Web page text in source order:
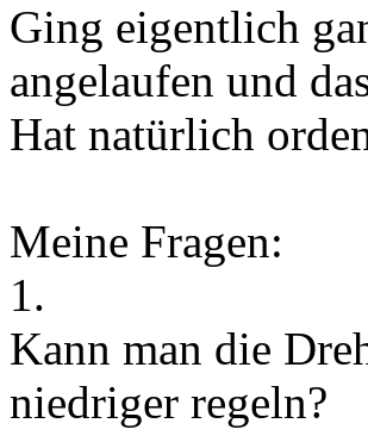
Ging eigentlich
angelaufen und
Hat natürlich
Meine Fragen:
1.
Kann man die
niedriger regeln?